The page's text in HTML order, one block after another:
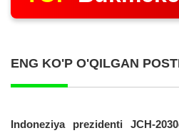
ENG KO'P O'QILGAN
Indoneziya prezidenti JCH-